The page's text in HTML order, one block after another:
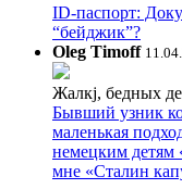
ID-паспорт:
“бейджик”?
Oleg Timoff
Жалкj, бедных
Бывший узник
маленькая
немецким детям
мне «Сталин